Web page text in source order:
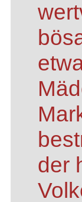
der